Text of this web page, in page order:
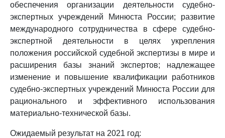
обеспечения организации деятельности судебно-
экспертных учреждений Минюста России; развитие
международного сотрудничества в сфере судебно-
экспертной деятельности в целях укрепления
положения российской судебной экспертизы в мире и
расширения базы знаний экспертов; надлежащее
изменение и повышение квалификации работников
судебно-экспертных учреждений Минюста России для
рационального и эффективного использования
материально-технической базы.
Ожидаемый результат на 2021 год: